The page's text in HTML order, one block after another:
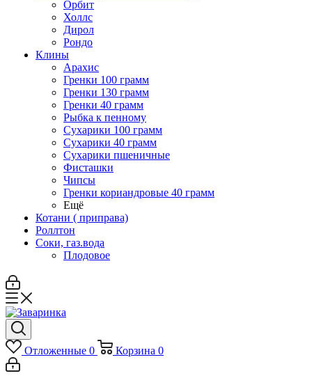
Орбит
Холлс
Дирол
Рондо
Клины
Арахис
Гренки 100 грамм
Гренки 130 грамм
Гренки 40 грамм
Рыбка к пенному
Сухарики 100 грамм
Сухарики 40 грамм
Сухарики пшеничные
Фисташки
Чипсы
Гренки кориандровые 40 грамм
Ещё
Котани ( приправа)
Роллтон
Соки, газ.вода
Плодовое
Отложенные 0 Корзина 0